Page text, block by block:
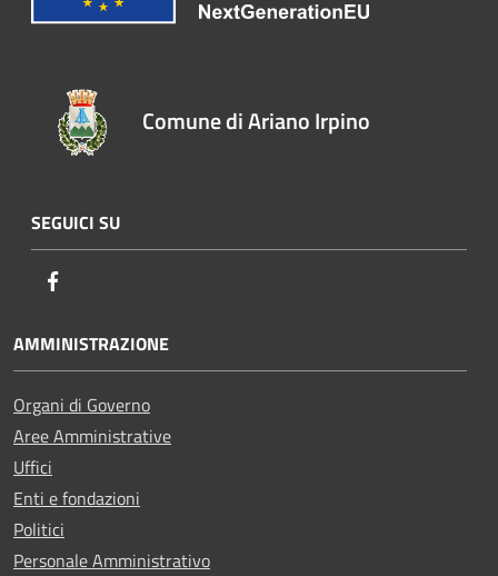
Comune di Ariano Irpino
SEGUICI SU
AMMINISTRAZIONE
Organi di Governo
Aree Amministrative
Uffici
Enti e fondazioni
Politici
Personale Amministrativo